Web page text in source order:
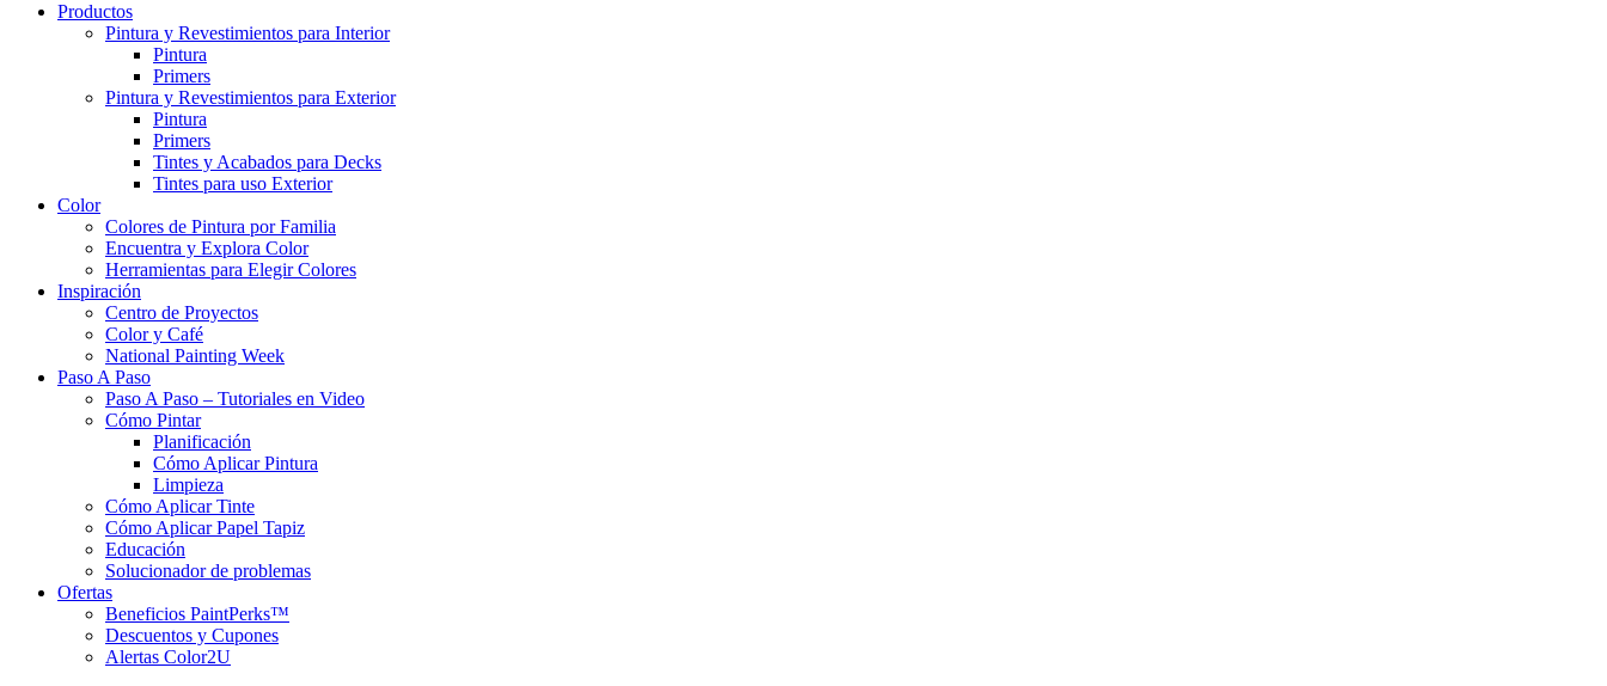
Productos
Pintura y Revestimientos para Interior
Pintura
Primers
Pintura y Revestimientos para Exterior
Pintura
Primers
Tintes y Acabados para Decks
Tintes para uso Exterior
Color
Colores de Pintura por Familia
Encuentra y Explora Color
Herramientas para Elegir Colores
Inspiración
Centro de Proyectos
Color y Café
National Painting Week
Paso A Paso
Paso A Paso – Tutoriales en Video
Cómo Pintar
Planificación
Cómo Aplicar Pintura
Limpieza
Cómo Aplicar Tinte
Cómo Aplicar Papel Tapiz
Educación
Solucionador de problemas
Ofertas
Beneficios PaintPerks™
Descuentos y Cupones
Alertas Color2U